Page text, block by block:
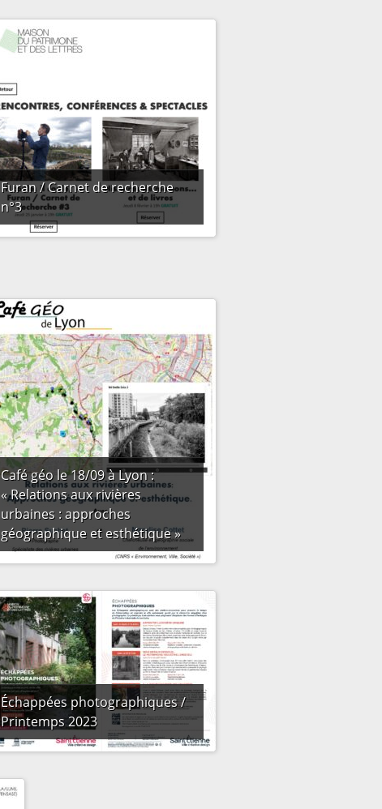
Furan / Carnet de recherche
n°3
Café géo le 18/09 à Lyon :
« Relations aux rivières
urbaines : approches
géographique et esthétique »
Échappées photographiques /
Printemps 2023